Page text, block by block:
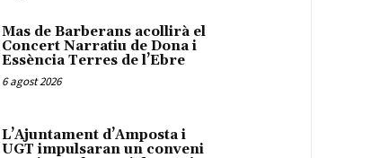
Mas de Barberans acollirà el
Concert Narratiu de Dona i
Essència Terres de l’Ebre
6 agost 2026
L’Ajuntament d’Amposta i
UGT impulsaran un conveni